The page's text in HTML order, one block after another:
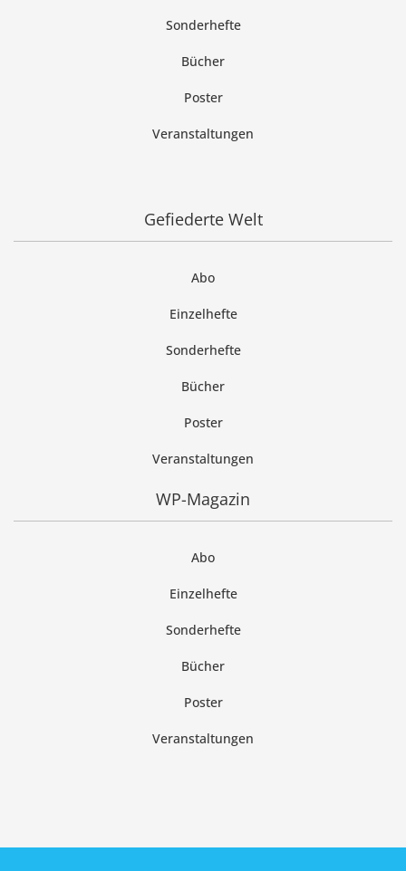
Sonderhefte
Bücher
Poster
Veranstaltungen
Gefiederte Welt
Abo
Einzelhefte
Sonderhefte
Bücher
Poster
Veranstaltungen
WP-Magazin
Abo
Einzelhefte
Sonderhefte
Bücher
Poster
Veranstaltungen